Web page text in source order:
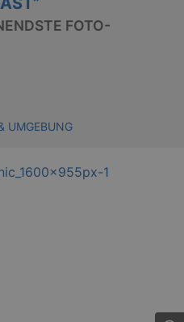
FOTO-
UMGEBUNG